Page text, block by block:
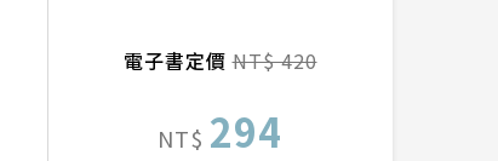
電子書定價NT$ 420
NT$ 294